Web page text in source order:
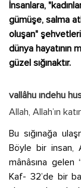
İnsanlara,
gümüşe, salma
oluşan" şehvetleri
dünya hayatının
güzel sığınaktır.
vallâhu ındehu
Allah, Allah’ın
Bu sığınağa
Böyle bir insan,
mânâsına gelen
Kaf- 32’de bir